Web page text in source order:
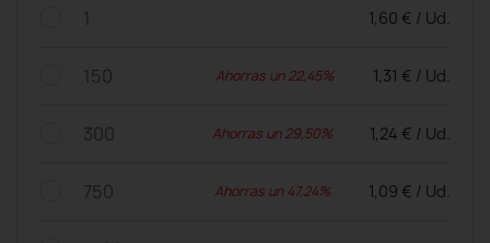
1 1,60 € / Ud.
150 Ahorras un 22,45% 1,31 € / Ud.
300 Ahorras un 29,50% 1,24 € / Ud.
750 Ahorras un 47,24% 1,09 € / Ud.